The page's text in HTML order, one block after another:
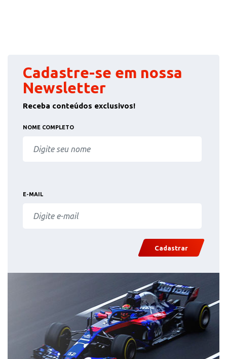
Cadastre-se em nossa
Newsletter
Receba conteúdos exclusivos!
NOME COMPLETO
E-MAIL
Cadastrar